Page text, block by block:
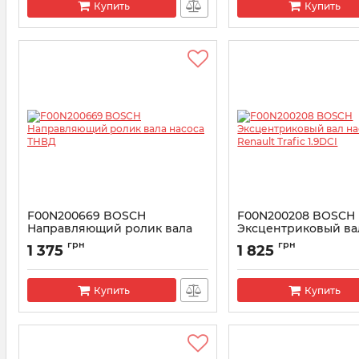
Купить Купить
F00N200669 BOSCH
Направляющий ролик вала
насоса ТНВД
Артикул:
1 375 грн
Купить
F00N200208 BOSCH
Эксцентриковый
ТНВД Renault Trafic
Артикул:
1 825 грн
Купить